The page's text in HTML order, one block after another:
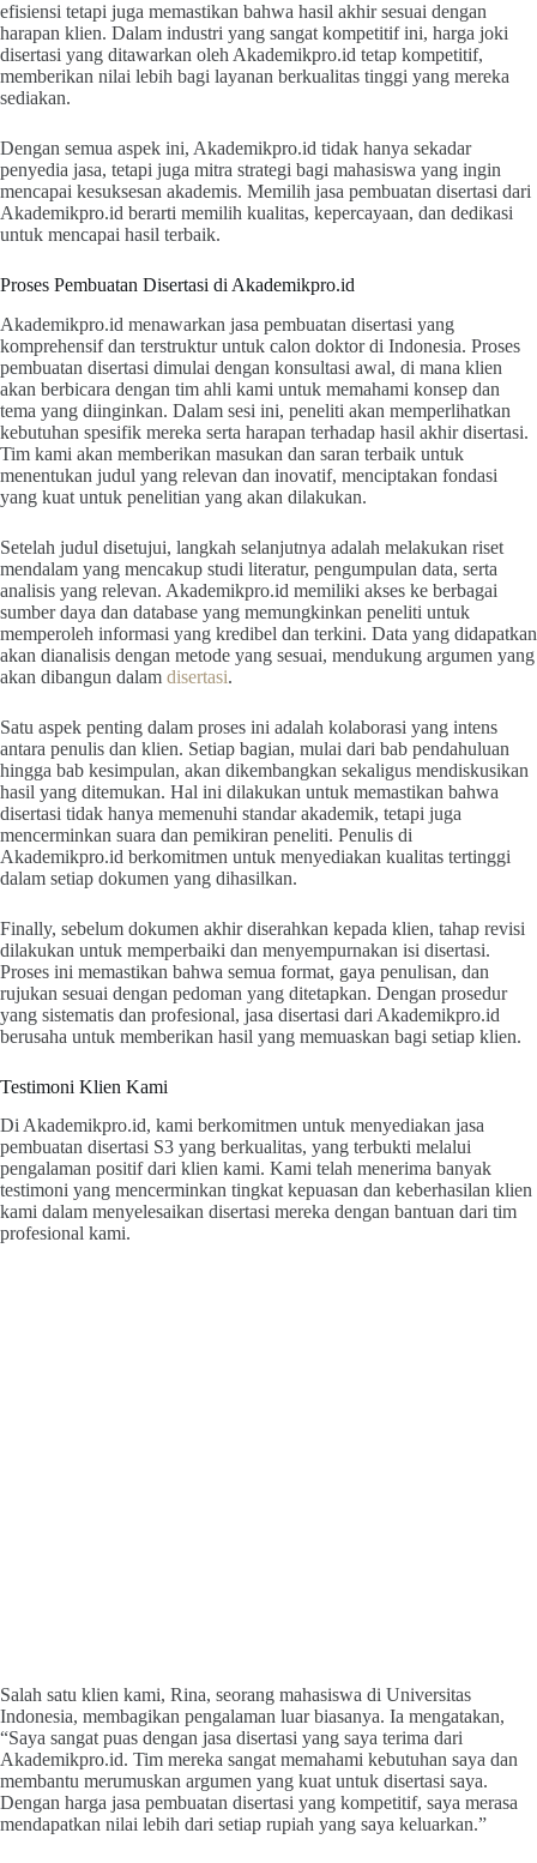
efisiensi tetapi juga memastikan bahwa hasil akhir sesuai dengan
harapan klien. Dalam industri yang sangat kompetitif ini, harga joki
disertasi yang ditawarkan oleh Akademikpro.id tetap kompetitif,
memberikan nilai lebih bagi layanan berkualitas tinggi yang mereka
sediakan.
Dengan semua aspek ini, Akademikpro.id tidak hanya sekadar
penyedia jasa, tetapi juga mitra strategi bagi mahasiswa yang ingin
mencapai kesuksesan akademis. Memilih jasa pembuatan disertasi dari
Akademikpro.id berarti memilih kualitas, kepercayaan, dan dedikasi
untuk mencapai hasil terbaik.
Proses Pembuatan Disertasi di Akademikpro.id
Akademikpro.id menawarkan jasa pembuatan disertasi yang
komprehensif dan terstruktur untuk calon doktor di Indonesia. Proses
pembuatan disertasi dimulai dengan konsultasi awal, di mana klien
akan berbicara dengan tim ahli kami untuk memahami konsep dan
tema yang diinginkan. Dalam sesi ini, peneliti akan memperlihatkan
kebutuhan spesifik mereka serta harapan terhadap hasil akhir disertasi.
Tim kami akan memberikan masukan dan saran terbaik untuk
menentukan judul yang relevan dan inovatif, menciptakan fondasi
yang kuat untuk penelitian yang akan dilakukan.
Setelah judul disetujui, langkah selanjutnya adalah melakukan riset
mendalam yang mencakup studi literatur, pengumpulan data, serta
analisis yang relevan. Akademikpro.id memiliki akses ke berbagai
sumber daya dan database yang memungkinkan peneliti untuk
memperoleh informasi yang kredibel dan terkini. Data yang didapatkan
akan dianalisis dengan metode yang sesuai, mendukung argumen yang
akan dibangun dalam disertasi.
Satu aspek penting dalam proses ini adalah kolaborasi yang intens
antara penulis dan klien. Setiap bagian, mulai dari bab pendahuluan
hingga bab kesimpulan, akan dikembangkan sekaligus mendiskusikan
hasil yang ditemukan. Hal ini dilakukan untuk memastikan bahwa
disertasi tidak hanya memenuhi standar akademik, tetapi juga
mencerminkan suara dan pemikiran peneliti. Penulis di
Akademikpro.id berkomitmen untuk menyediakan kualitas tertinggi
dalam setiap dokumen yang dihasilkan.
Finally, sebelum dokumen akhir diserahkan kepada klien, tahap revisi
dilakukan untuk memperbaiki dan menyempurnakan isi disertasi.
Proses ini memastikan bahwa semua format, gaya penulisan, dan
rujukan sesuai dengan pedoman yang ditetapkan. Dengan prosedur
yang sistematis dan profesional, jasa disertasi dari Akademikpro.id
berusaha untuk memberikan hasil yang memuaskan bagi setiap klien.
Testimoni Klien Kami
Di Akademikpro.id, kami berkomitmen untuk menyediakan jasa
pembuatan disertasi S3 yang berkualitas, yang terbukti melalui
pengalaman positif dari klien kami. Kami telah menerima banyak
testimoni yang mencerminkan tingkat kepuasan dan keberhasilan klien
kami dalam menyelesaikan disertasi mereka dengan bantuan dari tim
profesional kami.
Salah satu klien kami, Rina, seorang mahasiswa di Universitas
Indonesia, membagikan pengalaman luar biasanya. Ia mengatakan,
“Saya sangat puas dengan jasa disertasi yang saya terima dari
Akademikpro.id. Tim mereka sangat memahami kebutuhan saya dan
membantu merumuskan argumen yang kuat untuk disertasi saya.
Dengan harga jasa pembuatan disertasi yang kompetitif, saya merasa
mendapatkan nilai lebih dari setiap rupiah yang saya keluarkan.”